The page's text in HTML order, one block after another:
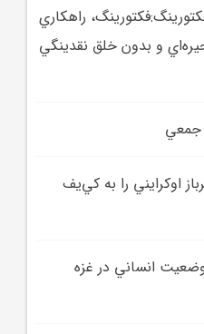
راهکاري
و بدون خلق نقدينگي
جمعي
اوکرايني را به کي‌يف
انساني در غزه